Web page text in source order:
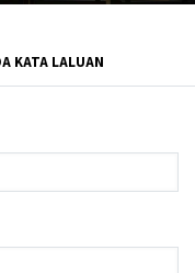
KATA LALUAN